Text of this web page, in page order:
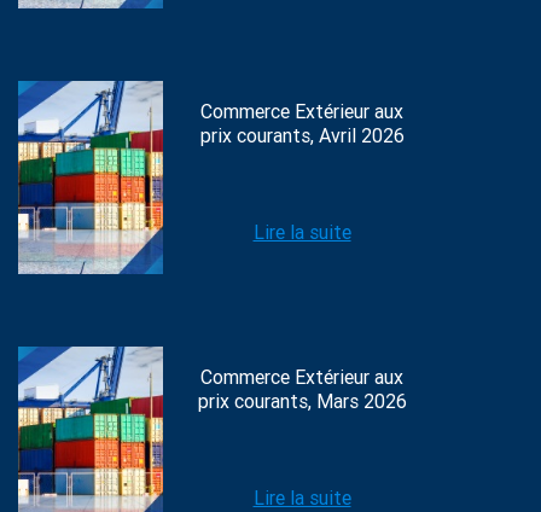
Commerce Extérieur aux
prix courants, Avril 2026
Lire la suite
Commerce Extérieur aux
prix courants, Mars 2026
Lire la suite